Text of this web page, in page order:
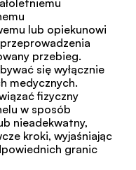
lub opiekunowi
przebieg.
się wyłącznie
medycznych.
fizyczny
w sposób
nieadekwatny,
kroki, wyjaśniając
granic